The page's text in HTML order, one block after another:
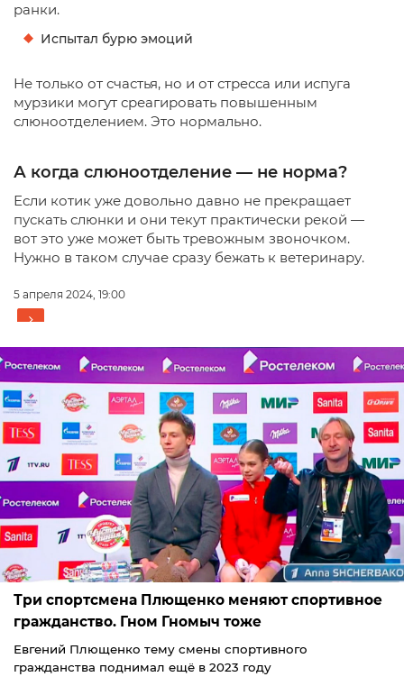
ранки.
Испытал бурю эмоций
Не только от счастья, но и от стресса или испуга
мурзики могут среагировать повышенным
слюноотделением. Это нормально.
А когда слюноотделение — не норма?
Если котик уже довольно давно не прекращает
пускать слюнки и они текут практически рекой —
вот это уже может быть тревожным звоночком.
Нужно в таком случае сразу бежать к ветеринару.
5 апреля 2024, 19:00
Три спортсмена Плющенко меняют спортивное
гражданство. Гном Гномыч тоже
Евгений Плющенко тему смены спортивного
гражданства поднимал ещё в 2023 году